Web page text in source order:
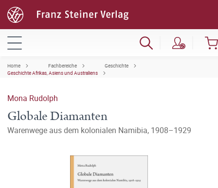
Home Fachbereiche
Geschichte
Geschichte Afrikas, Asiens und Australiens
Mona Rudolph
Globale Diamanten
Warenwege aus dem kolonialen Namibia, 1908–1929